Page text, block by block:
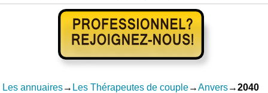
Les annuaires→ Les Thérapeutes de couple→Anvers→2040